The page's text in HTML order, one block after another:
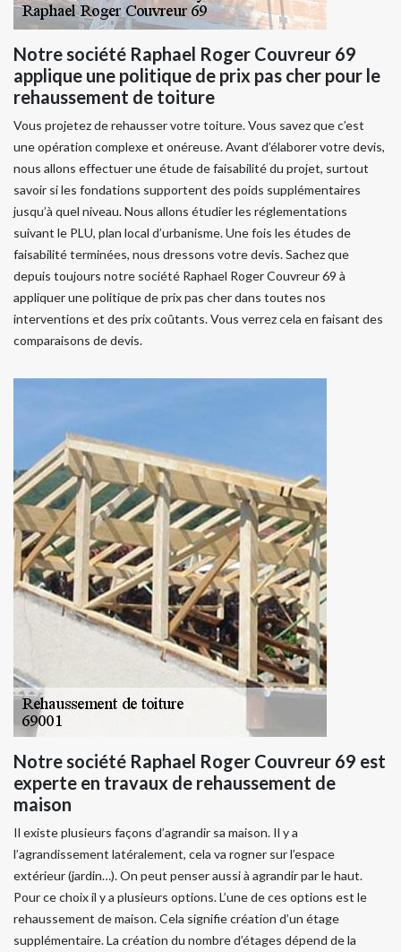
Notre société Raphael Roger Couvreur 69
applique une politique de prix pas cher pour le
rehaussement de toiture
Vous projetez de rehausser votre toiture. Vous savez que c’est
une opération complexe et onéreuse. Avant d’élaborer votre devis,
nous allons effectuer une étude de faisabilité du projet, surtout
savoir si les fondations supportent des poids supplémentaires
jusqu’à quel niveau. Nous allons étudier les réglementations
suivant le PLU, plan local d’urbanisme. Une fois les études de
faisabilité terminées, nous dressons votre devis. Sachez que
depuis toujours notre société Raphael Roger Couvreur 69 à
appliquer une politique de prix pas cher dans toutes nos
interventions et des prix coûtants. Vous verrez cela en faisant des
comparaisons de devis.
Notre société Raphael Roger Couvreur 69 est
experte en travaux de rehaussement de
maison
Il existe plusieurs façons d’agrandir sa maison. Il y a
l’agrandissement latéralement, cela va rogner sur l’espace
extérieur (jardin…). On peut penser aussi à agrandir par le haut.
Pour ce choix il y a plusieurs options. L’une de ces options est le
rehaussement de maison. Cela signifie création d’un étage
supplémentaire. La création du nombre d’étages dépend de la